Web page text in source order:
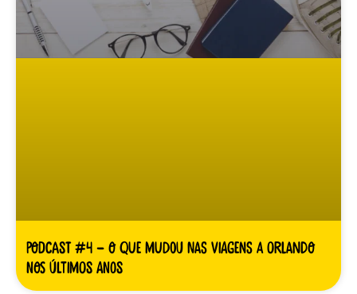
Podcast #4 – O que mudou nas viagens a Orlando
nos últimos anos